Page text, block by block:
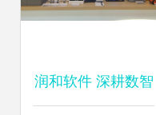
润和软件 深耕数智